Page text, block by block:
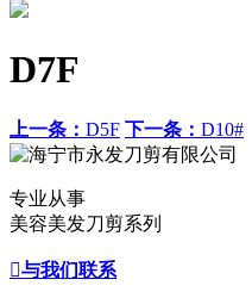
D7F
上一条： D5F 下一条： D10#
专业从事
美容美发刀剪系列
与我们联系